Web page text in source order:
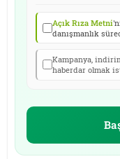
Açık Rıza Metni
danışmanlık
Kampanya,
haberdar olmak